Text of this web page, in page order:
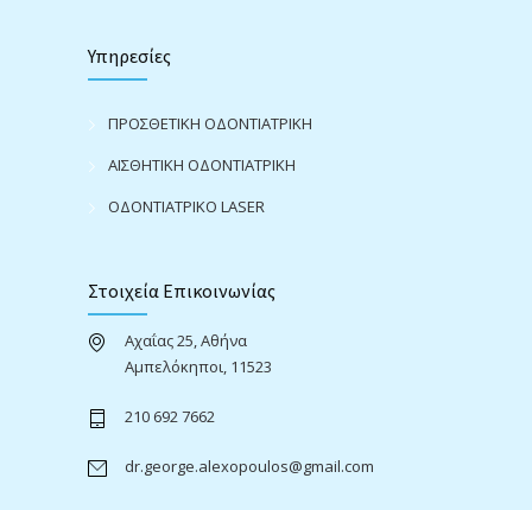
Υπηρεσίες
ΠΡΟΣΘΕΤΙΚΗ ΟΔΟΝΤΙΑΤΡΙΚΗ
ΑΙΣΘΗΤΙΚΗ ΟΔΟΝΤΙΑΤΡΙΚΗ
ΟΔΟΝΤΙΑΤΡΙΚΟ LASER
Στοιχεία Επικοινωνίας
Αχαΐας 25, Αθήνα
Αμπελόκηποι, 11523
210 692 7662
dr.george.alexopoulos@gmail.com